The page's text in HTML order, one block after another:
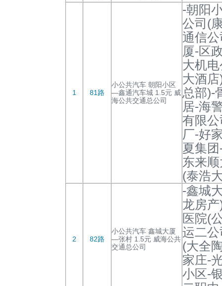
1 81路
小公共汽车 朝阳小区
—鑫通汽车城 1.5元 威
海公共交通总公司
-朝阳
公司(
通信
厦-区
大机
大酒
总部)-
居-海
有限
厂-好
夏集
东来
(泰浩
2 82路
小公共汽车 鑫城大厦
—张村 1.5元 威海公共
交通总公司
-鑫城
龙房
医院(
运二
(大全
家庄-
小区-